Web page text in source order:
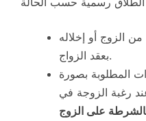
الزوج أو إخلاله
بعقد الزواج.
المطلوبة بصورة
رغبة الزوجة في
على الزوج